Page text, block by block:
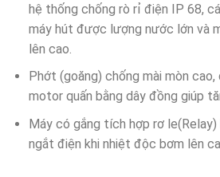
hệ thống chống rò rỉ điện IP 68,
máy hút được lượng nước lớn và
lên cao.
Phớt (goăng) chống mài mòn cao,
motor quấn bằng dây đồng giúp
Máy có gắng tích hợp rơ
ngắt điện khi nhiệt độc bơm lên